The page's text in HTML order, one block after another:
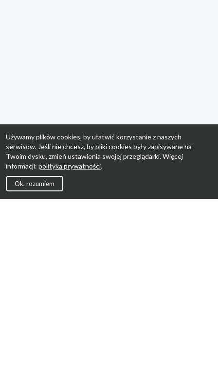
Używamy plików cookies, by ułatwić korzystanie z naszych
serwisów. Jeśli nie chcesz, by pliki cookies były zapisywane na
Twoim dysku, zmień ustawienia swojej przeglądarki. Więcej
informacji: polityka prywatności.
Ok, rozumiem